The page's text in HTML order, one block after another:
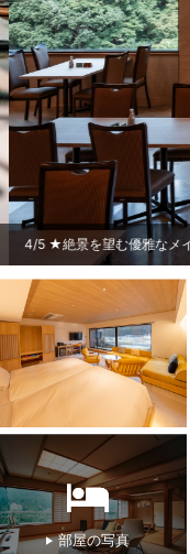
5 ★絶景を望む優雅なメイン
部屋の写真